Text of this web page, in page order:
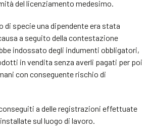
del licenziamento medesimo.
di specie una dipendente era stata
a seguito della contestazione
indossato degli indumenti obbligatori,
in vendita senza averli pagati per poi
con conseguente rischio di
a delle registrazioni effettuate
sul luogo di lavoro.